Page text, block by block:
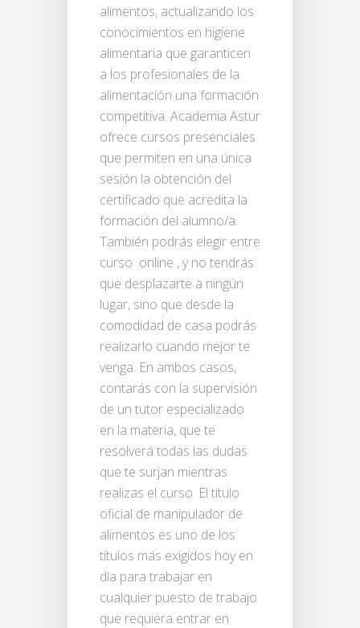
alimentos, actualizando los
conocimientos en higiene
alimentaria que garanticen
a los profesionales de la
alimentación una formación
competitiva. Academia Astur
ofrece cursos presenciales
que permiten en una única
sesión la obtención del
certificado que acredita la
formación del alumno/a.
También podrás elegir entre
curso online , y no tendrás
que desplazarte a ningún
lugar, sino que desde la
comodidad de casa podrás
realizarlo cuando mejor te
venga. En ambos casos,
contarás con la supervisión
de un tutor especializado
en la materia, que te
resolverá todas las dudas
que te surjan mientras
realizas el curso. El título
oficial de manipulador de
alimentos es uno de los
títulos más exigidos hoy en
día para trabajar en
cualquier puesto de trabajo
que requiera entrar en